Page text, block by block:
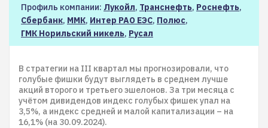
Профиль компании: Лукойл, Транснефть, Роснефть,
Сбербанк, ММК, Интер РАО ЕЭС, Полюс,
ГМК Норильский никель, Русал
В стратегии на III квартал мы прогнозировали, что
голубые фишки будут выглядеть в среднем лучше
акций второго и третьего эшелонов. За три месяца с
учётом дивидендов индекс голубых фишек упал на
3,5%, а индекс средней и малой капитализации – на
16,1% (на 30.09.2024).